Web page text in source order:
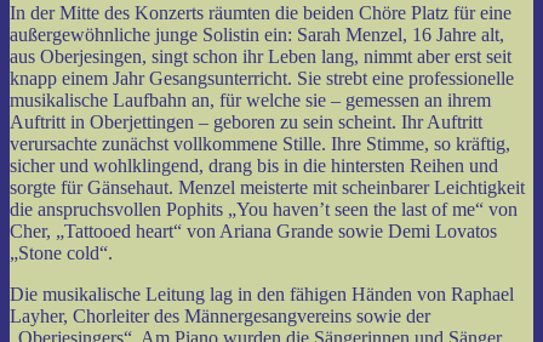
In der Mitte des Konzerts räumten die beiden Chöre Platz für eine
außergewöhnliche junge Solistin ein: Sarah Menzel, 16 Jahre alt,
aus Oberjesingen, singt schon ihr Leben lang, nimmt aber erst seit
knapp einem Jahr Gesangsunterricht. Sie strebt eine professionelle
musikalische Laufbahn an, für welche sie – gemessen an ihrem
Auftritt in Oberjettingen – geboren zu sein scheint. Ihr Auftritt
verursachte zunächst vollkommene Stille. Ihre Stimme, so kräftig,
sicher und wohlklingend, drang bis in die hintersten Reihen und
sorgte für Gänsehaut. Menzel meisterte mit scheinbarer Leichtigkeit
die anspruchsvollen Pophits „You haven’t seen the last of me“ von
Cher, „Tattooed heart“ von Ariana Grande sowie Demi Lovatos
„Stone cold“.
Die musikalische Leitung lag in den fähigen Händen von Raphael
Layher, Chorleiter des Männergesangvereins sowie der
„Oberjesingers“. Am Piano wurden die Sängerinnen und Sänger